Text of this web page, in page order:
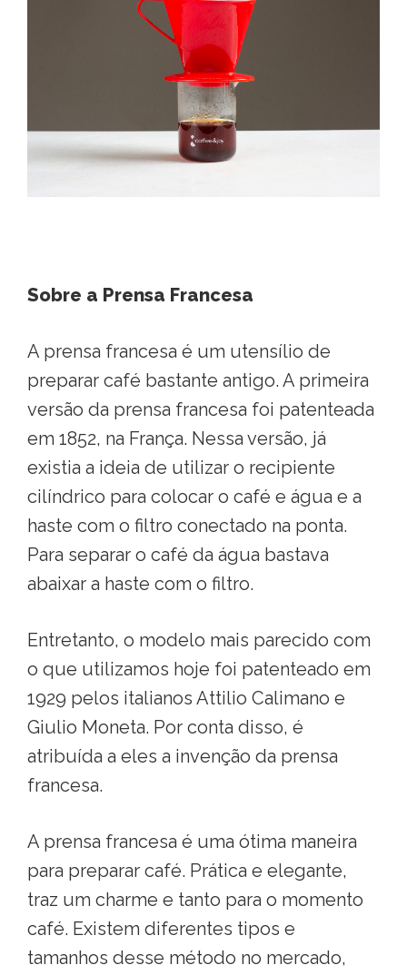
Sobre a Prensa Francesa
A prensa francesa é um utensílio de
preparar café bastante antigo. A primeira
versão da prensa francesa foi patenteada
em 1852, na França. Nessa versão, já
existia a ideia de utilizar o recipiente
cilíndrico para colocar o café e água e a
haste com o filtro conectado na ponta.
Para separar o café da água bastava
abaixar a haste com o filtro.
Entretanto, o modelo mais parecido com
o que utilizamos hoje foi patenteado em
1929 pelos italianos Attilio Calimano e
Giulio Moneta. Por conta disso, é
atribuída a eles a invenção da prensa
francesa.
A prensa francesa é uma ótima maneira
para preparar café. Prática e elegante,
traz um charme e tanto para o momento
café. Existem diferentes tipos e
tamanhos desse método no mercado,